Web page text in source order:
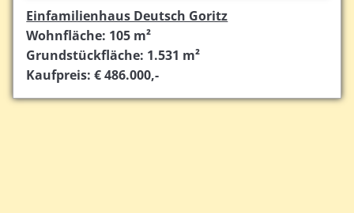
Einfamilienhaus Deutsch Goritz
Wohnfläche: 105 m²
Grundstückfläche: 1.531 m²
Kaufpreis: € 486.000,-